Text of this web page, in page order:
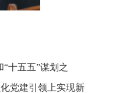
十五五”谋划之
党建引领上实现新